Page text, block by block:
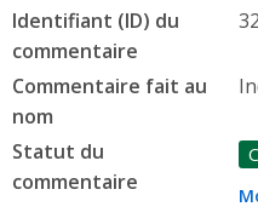
Identifiant (ID) du
commentaire
Commentaire fait au
nom
Statut du
commentaire